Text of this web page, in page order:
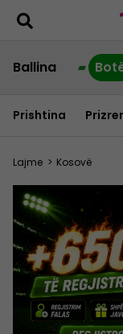
Ballina
Prishtina
Lajme > Kosovë